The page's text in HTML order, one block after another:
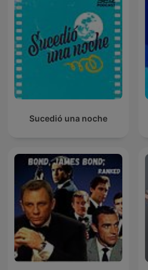
Sucedió una noche